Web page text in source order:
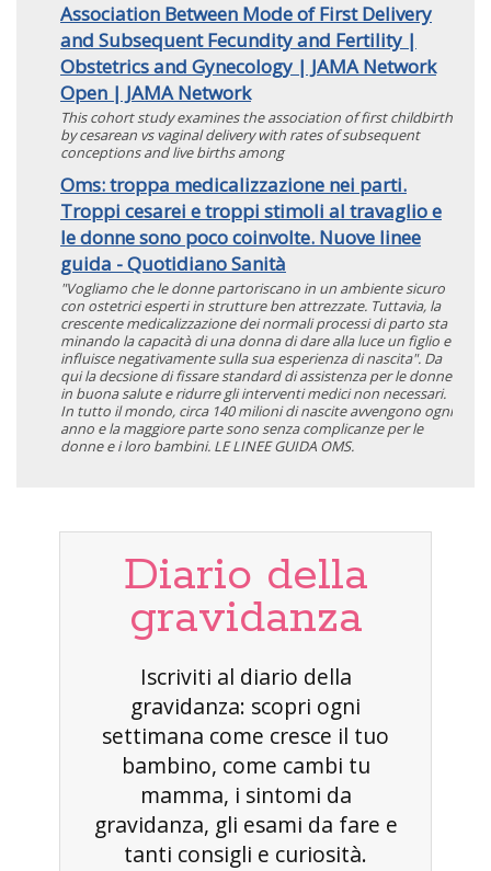
Association Between Mode of First Delivery
and Subsequent Fecundity and Fertility |
Obstetrics and Gynecology | JAMA Network
Open | JAMA Network
This cohort study examines the association of first childbirth
by cesarean vs vaginal delivery with rates of subsequent
conceptions and live births among
Oms: troppa medicalizzazione nei parti.
Troppi cesarei e troppi stimoli al travaglio e
le donne sono poco coinvolte. Nuove linee
guida - Quotidiano Sanità
"Vogliamo che le donne partoriscano in un ambiente sicuro
con ostetrici esperti in strutture ben attrezzate. Tuttavia, la
crescente medicalizzazione dei normali processi di parto sta
minando la capacità di una donna di dare alla luce un figlio e
influisce negativamente sulla sua esperienza di nascita". Da
qui la decsione di fissare standard di assistenza per le donne
in buona salute e ridurre gli interventi medici non necessari.
In tutto il mondo, circa 140 milioni di nascite avvengono ogni
anno e la maggiore parte sono senza complicanze per le
donne e i loro bambini. LE LINEE GUIDA OMS.
Diario della
gravidanza
Iscriviti al diario della
gravidanza: scopri ogni
settimana come cresce il tuo
bambino, come cambi tu
mamma, i sintomi da
gravidanza, gli esami da fare e
tanti consigli e curiosità.